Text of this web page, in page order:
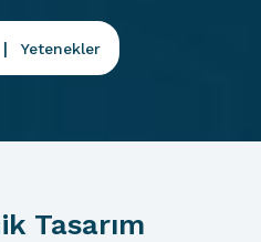
Yetenekler
Tasarım